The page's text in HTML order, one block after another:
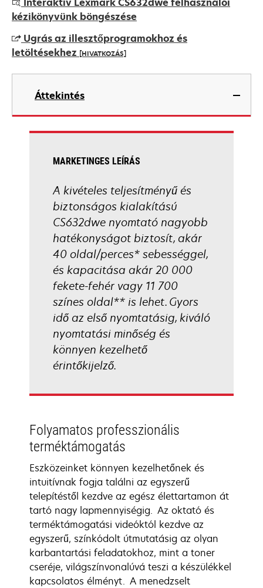
in
new
tab
kézikönyvünk böngészése
Ugrás az illesztőprogramokhoz és
letöltésekhez [HIVATKOZÁS]
opens
new
Áttekintés
MARKETINGES LEÍRÁS
A kivételes teljesítményű és
biztonságos kialakítású
CS632dwe nyomtató nagyobb
hatékonyságot biztosít, akár
40 oldal/perces* sebességgel,
és kapacitása akár 20 000
fekete-fehér vagy 11 700
színes oldal** is lehet. Gyors
idő az első nyomtatásig, kiváló
nyomtatási minőség és
könnyen kezelhető
érintőkijelző.
Folyamatos professzionális
terméktámogatás
Eszközeinket könnyen kezelhetőnek és
intuitívnak fogja találni az egyszerű
telepítéstől kezdve az egész élettartamon át
tartó nagy lapmennyiségig. Az oktató és
terméktámogatási videóktól kezdve az
egyszerű, színkódolt útmutatásig az olyan
karbantartási feladatokhoz, mint a toner
cseréje, világszínvonalúvá teszi a készülékkel
kapcsolatos élményt. A menedzselt